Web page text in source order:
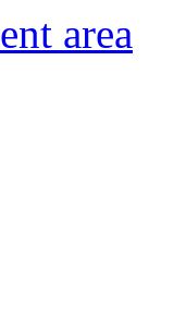
area